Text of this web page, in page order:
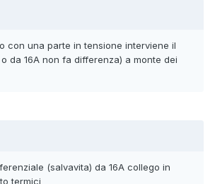
con una parte in tensione interviene il
da 16A non fa differenza) a monte dei
(salvavita) da 16A collego in
termici